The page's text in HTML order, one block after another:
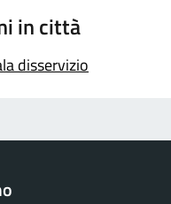
in città
disservizio